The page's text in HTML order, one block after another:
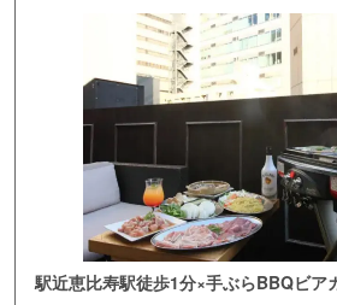
駅近恵比寿駅徒歩1分×手ぶらBBQビア